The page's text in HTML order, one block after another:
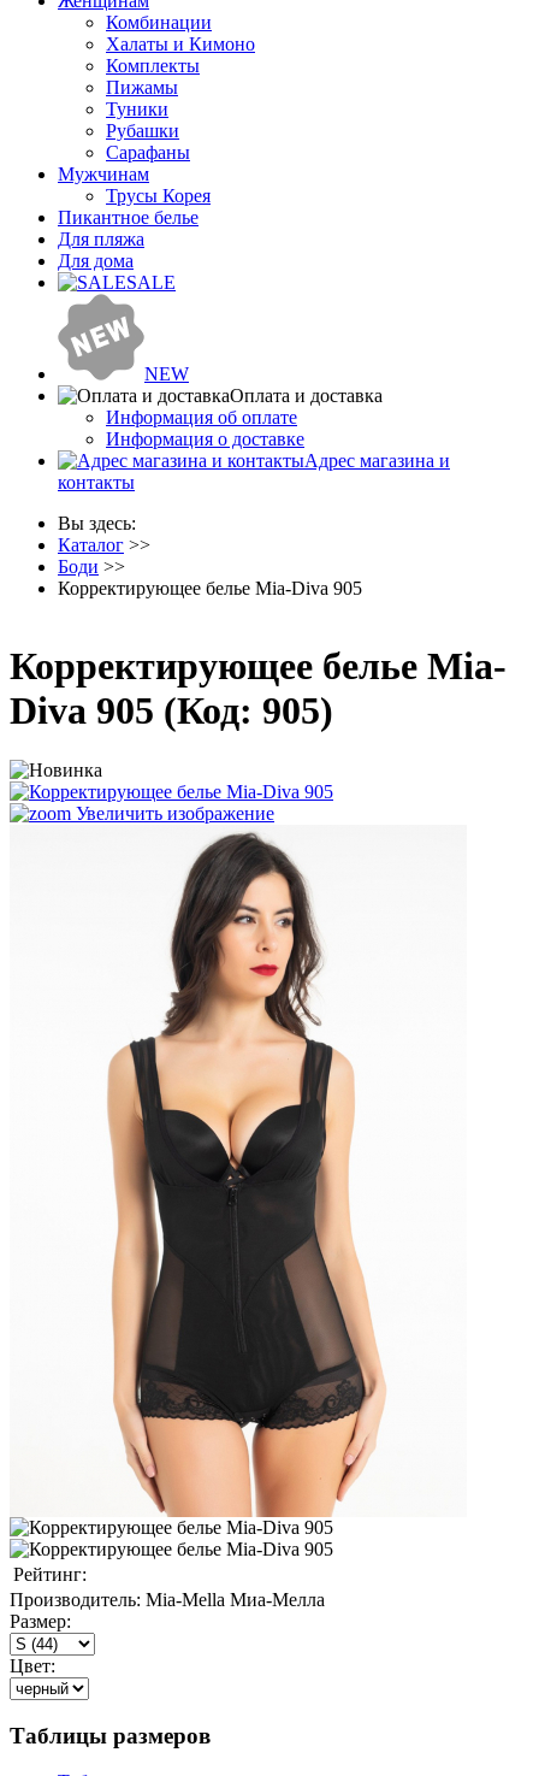
Комбинации
Халаты и Кимоно
Комплекты
Пижамы
Туники
Рубашки
Сарафаны
Мужчинам
Трусы Корея
Пикантное белье
Для пляжа
Для дома
SALE
NEW
Оплата и доставка
Информация об оплате
Информация о доставке
Адрес магазина и
контакты
Вы здесь:
Каталог >>
Боди >>
Корректирующее белье Mia-Diva 905
Корректирующее белье Mia-
Diva 905 (Код: 905)
Увеличить изображение
Рейтинг:
Производитель: Mia-Mella Миа-Мелла
Размер:
Цвет:
Таблицы размеров